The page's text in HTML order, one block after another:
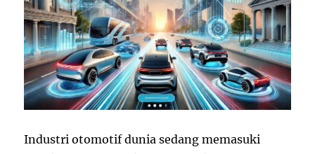
Industri otomotif dunia sedang memasuki